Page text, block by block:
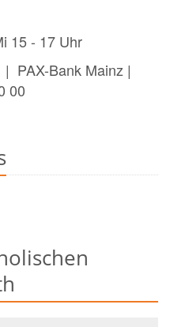
15 - 17 Uhr
| PAX-Bank Mainz |
00